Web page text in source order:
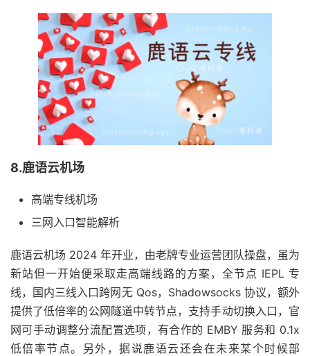
8.鹿语云机场
高端专线机场
三网入口智能解析
鹿语云机场 2024 年开业，由老牌专业运营团队操盘，虽为
新站但一开始便采取走高端线路的方案，全节点 IEPL 专
线，国内三线入口跨网无 Qos，Shadowsocks 协议，额外
提供了低倍率的公网隧道中转节点，支持手动切换入口，官
网可手动调整分流配置选项，有合作的 EMBY 服务和 0.1x
低倍率节点。另外，据说鹿语云还会在未来某个时候部